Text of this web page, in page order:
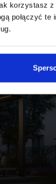
korzystasz
połączyć